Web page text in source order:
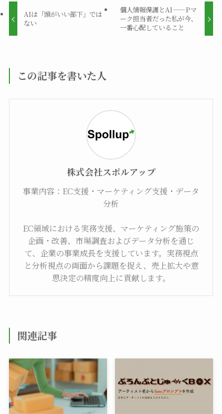
AIは「頭がいい部下」では
ない
個人情報保護とAI——Pマ
ーク担当者だった私が今、
一番心配していること
この記事を書いた人
株式会社スポルアップ
事業内容：EC支援・マーケティング支援・データ
分析
EC領域における実務支援、マーケティング施策の
企画・改善、市場調査およびデータ分析を通じ
て、企業の事業成長を支援しています。実務視点
と分析視点の両面から課題を捉え、売上拡大や意
思決定の精度向上に貢献します。
関連記事